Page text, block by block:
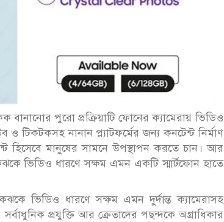
পুরো প্রক্রিয়াটি ফোনের ক্যামেরায় ভিডিও
টিকটকসহ নানান প্ল্যাটফর্মের জন্য কনটেন্ট নির্মাণ
হিসেবে মানুষের সামনে উপস্থাপন করতে চান। আর
ভিডিও ধারণে সক্ষম এমন একটি স্মার্টফোন হাতে
ভিডিও ধারণে সক্ষম এমন দুর্দান্ত ক্যামেরাসহ
প্রযুক্তি আর ক্রেতাদের পছন্দকে অগ্রাধিকার